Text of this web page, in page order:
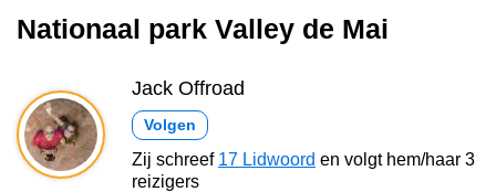
Nationaal park Valley de Mai
Jack Offroad
Volgen
Zij schreef 17 Lidwoord en volgt hem/haar 3
reizigers